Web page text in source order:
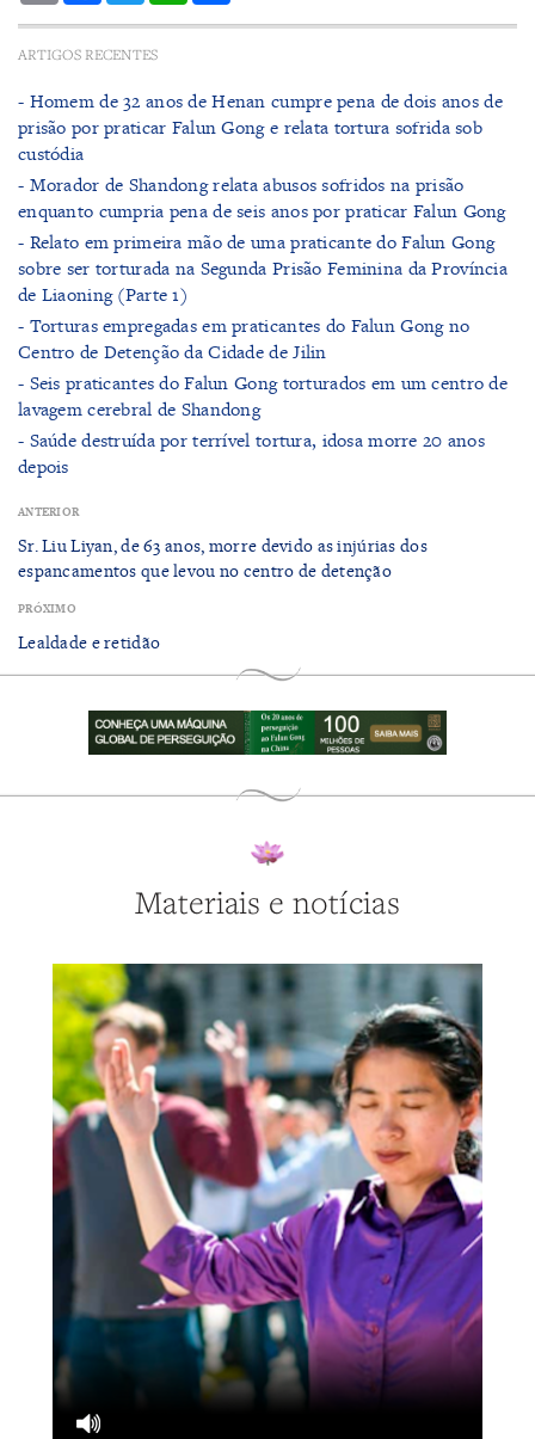
ARTIGOS RECENTES
- ​Homem de 32 anos de Henan cumpre pena de dois anos de
prisão por praticar Falun Gong e relata tortura sofrida sob
custódia
- Morador de Shandong relata abusos sofridos na prisão
enquanto cumpria pena de seis anos por praticar Falun Gong
- Relato em primeira mão de uma praticante do Falun Gong
sobre ser torturada na Segunda Prisão Feminina da Província
de Liaoning (Parte 1)
- Torturas empregadas em praticantes do Falun Gong no
Centro de Detenção da Cidade de Jilin
- Seis praticantes do Falun Gong torturados em um centro de
lavagem cerebral de Shandong
- ​Saúde destruída por terrível tortura, idosa morre 20 anos
depois
ANTERIOR
Sr. Liu Liyan, de 63 anos, morre devido as injúrias dos
espancamentos que levou no centro de detenção
PRÓXIMO
Lealdade e retidão
Materiais e notícias